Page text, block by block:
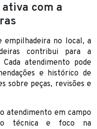
com a
no local, a
contribui para a
atendimento pode
e histórico de
sobre peças, revisões e
atendimento em campo
técnica e foco na